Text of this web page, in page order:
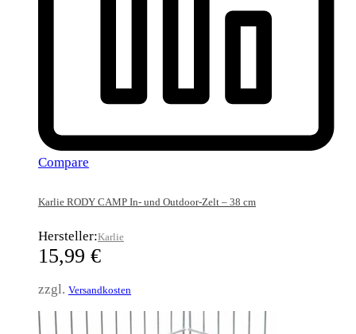
Compare
Karlie RODY CAMP In- und Outdoor-Zelt – 38 cm
Hersteller:Karlie
15,99 €
zzgl. Versandkosten